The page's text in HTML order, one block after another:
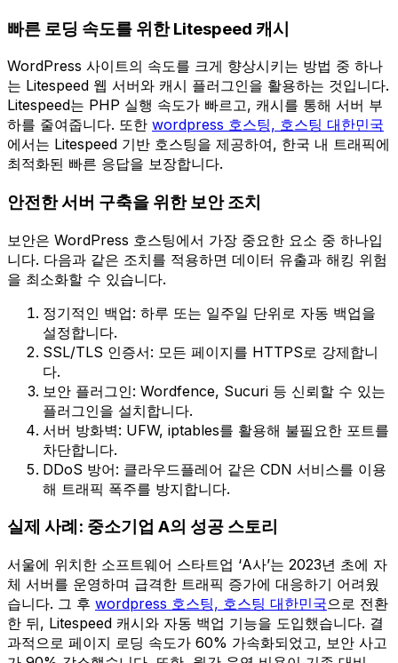
빠른 로딩 속도를 위한 Litespeed 캐시
WordPress 사이트의 속도를 크게 향상시키는 방법 중 하나
는 Litespeed 웹 서버와 캐시 플러그인을 활용하는 것입니다.
Litespeed는 PHP 실행 속도가 빠르고, 캐시를 통해 서버 부
하를 줄여줍니다. 또한 wordpress 호스팅, 호스팅 대한민국
에서는 Litespeed 기반 호스팅을 제공하여, 한국 내 트래픽에
최적화된 빠른 응답을 보장합니다.
안전한 서버 구축을 위한 보안 조치
보안은 WordPress 호스팅에서 가장 중요한 요소 중 하나입
니다. 다음과 같은 조치를 적용하면 데이터 유출과 해킹 위험
을 최소화할 수 있습니다.
정기적인 백업: 하루 또는 일주일 단위로 자동 백업을
설정합니다.
SSL/TLS 인증서: 모든 페이지를 HTTPS로 강제합니
다.
보안 플러그인: Wordfence, Sucuri 등 신뢰할 수 있는
플러그인을 설치합니다.
서버 방화벽: UFW, iptables를 활용해 불필요한 포트를
차단합니다.
DDoS 방어: 클라우드플레어 같은 CDN 서비스를 이용
해 트래픽 폭주를 방지합니다.
실제 사례: 중소기업 A의 성공 스토리
서울에 위치한 소프트웨어 스타트업 ‘A사’는 2023년 초에 자
체 서버를 운영하며 급격한 트래픽 증가에 대응하기 어려웠
습니다. 그 후 wordpress 호스팅, 호스팅 대한민국으로 전환
한 뒤, Litespeed 캐시와 자동 백업 기능을 도입했습니다. 결
과적으로 페이지 로딩 속도가 60% 가속화되었고, 보안 사고